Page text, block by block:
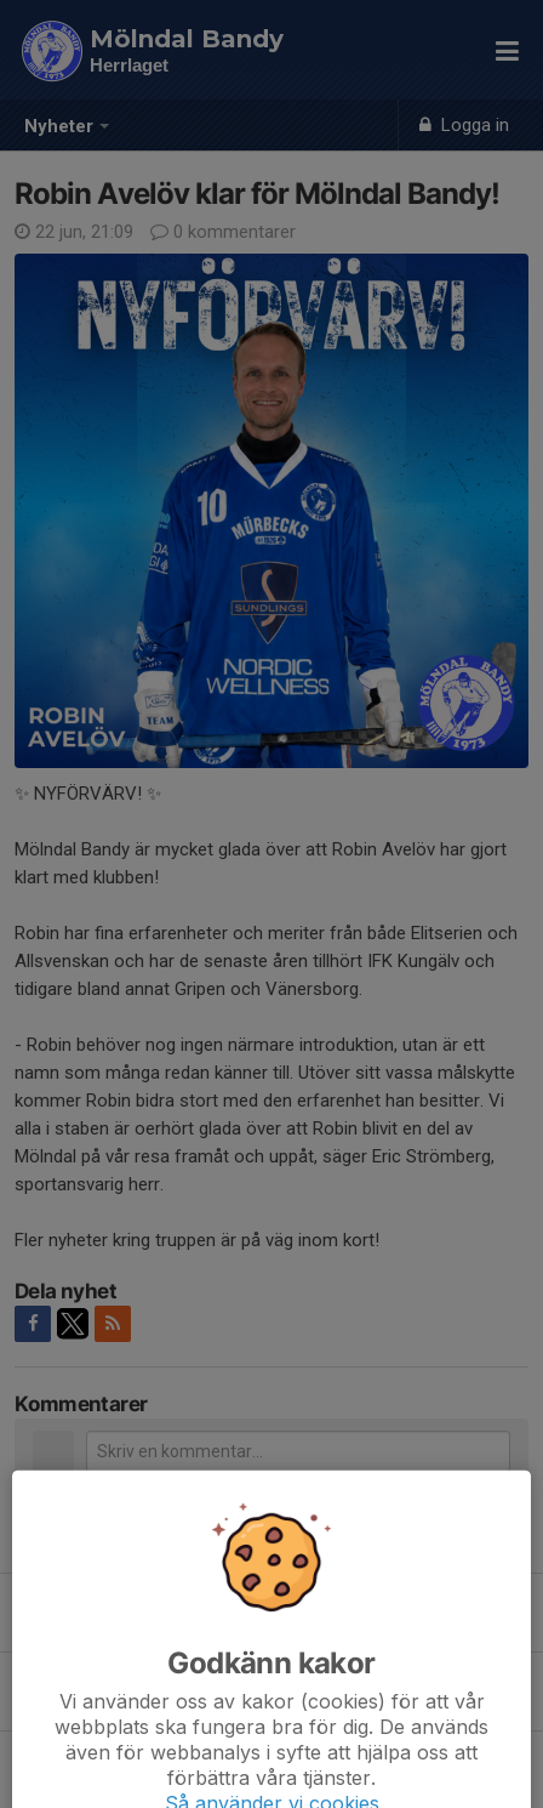
Nyheter Logga in
Mölndal Bandy
Herrlaget
Robin Avelöv klar för Mölndal Bandy!
22 jun, 21:09 0 kommentarer
✨ NYFÖRVÄRV! ✨
Mölndal Bandy är mycket glada över att Robin Avelöv har gjort
klart med klubben!
Robin har fina erfarenheter och meriter från både Elitserien och
Allsvenskan och har de senaste åren tillhört IFK Kungälv och
tidigare bland annat Gripen och Vänersborg.
- Robin behöver nog ingen närmare introduktion, utan är ett
namn som många redan känner till. Utöver sitt vassa målskytte
kommer Robin bidra stort med den erfarenhet han besitter. Vi
alla i staben är oerhört glada över att Robin blivit en del av
Mölndal på vår resa framåt och uppåt, säger Eric Strömberg,
sportansvarig herr.
Fler nyheter kring truppen är på väg inom kort!
Dela nyhet
Kommentarer
Lucas Lukkarilla klar för Mölndal!
Dennis Pacsay klar för Mölndal Bandy!
20 jul, 15:54 0
Samuel Tiderman förlänger!
17 jul, 10:19 0
Godkänn kakor
Vi använder oss av kakor (cookies) för att vår
webbplats ska fungera bra för dig. De används
även för webbanalys i syfte att hjälpa oss att
förbättra våra tjänster.
Så använder vi cookies